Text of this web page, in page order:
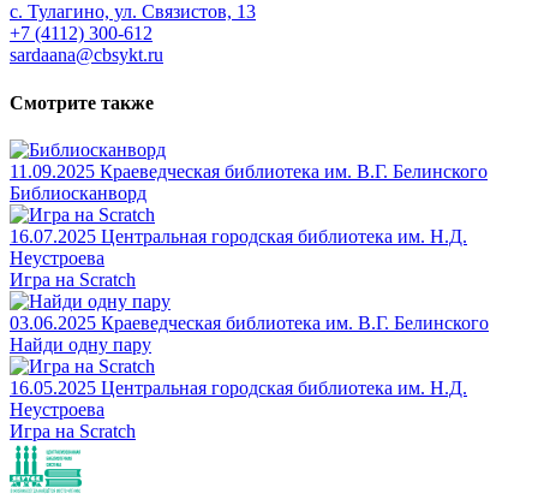
с. Тулагино, ул. Связистов, 13
+7 (4112) 300-612
sardaana@cbsykt.ru
Смотрите также
11.09.2025 Краеведческая библиотека им. В.Г. Белинского
Библиосканворд
16.07.2025 Центральная городская библиотека им. Н.Д.
Неустроева
Игра на Scratch
03.06.2025 Краеведческая библиотека им. В.Г. Белинского
Найди одну пару
16.05.2025 Центральная городская библиотека им. Н.Д.
Неустроева
Игра на Scratch